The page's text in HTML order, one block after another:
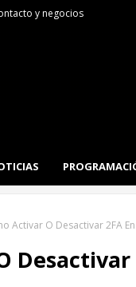
y negocios
Activar O Desactivar 2FA
Desactivar